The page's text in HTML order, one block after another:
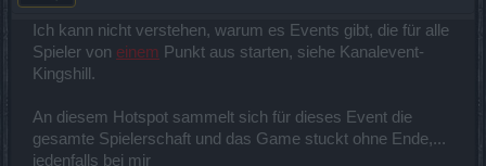
Ich kann nicht verstehen, warum es Events gibt, die für alle
Spieler von einem Punkt aus starten, siehe Kanalevent-
Kingshill.
An diesem Hotspot sammelt sich für dieses Event die
gesamte Spielerschaft und das Game stuckt ohne Ende,...
jedenfalls bei mir